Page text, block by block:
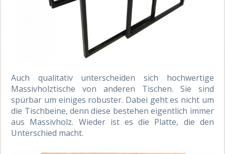
Auch qualitativ unterscheiden sich hochwertige
Massivholztische von anderen Tischen. Sie sind
spürbar um einiges robuster. Dabei geht es nicht um
die Tischbeine, denn diese bestehen eigentlich immer
aus Massivholz. Wieder ist es die Platte, die den
Unterschied macht.